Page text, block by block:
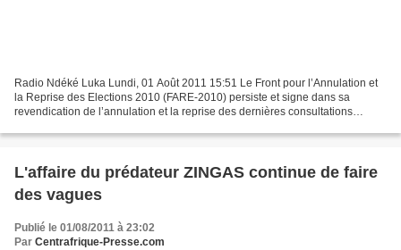
Radio Ndéké Luka Lundi, 01 Août 2011 15:51 Le Front pour l’Annulation et
la Reprise des Elections 2010 (FARE-2010) persiste et signe dans sa
revendication de l’annulation et la reprise des dernières consultations
L'affaire du prédateur ZINGAS continue de faire
des vagues
Publié le 01/08/2011 à 23:02
Par Centrafrique-Presse.com